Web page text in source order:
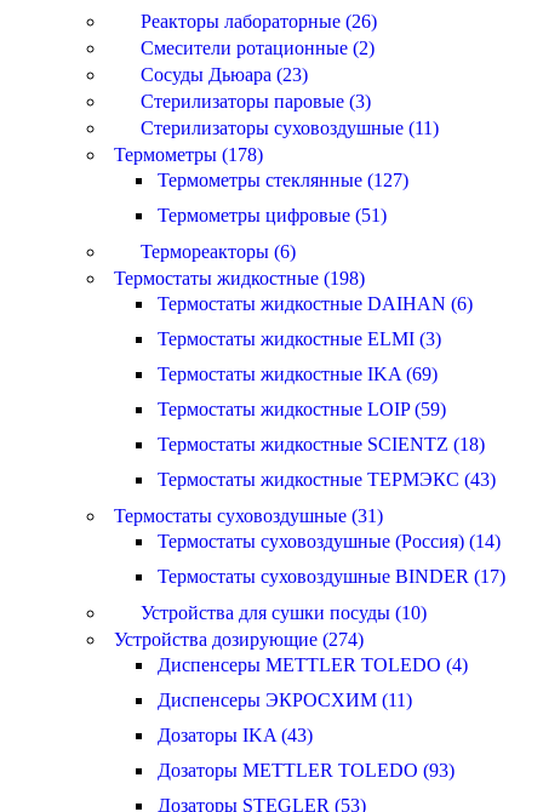
Реакторы лабораторные (26)
Смесители ротационные (2)
Сосуды Дьюара (23)
Стерилизаторы паровые (3)
Стерилизаторы суховоздушные (11)
Термометры (178)
Термометры стеклянные (127)
Термометры цифровые (51)
Термореакторы (6)
Термостаты жидкостные (198)
Термостаты жидкостные DAIHAN (6)
Термостаты жидкостные ELMI (3)
Термостаты жидкостные IKA (69)
Термостаты жидкостные LOIP (59)
Термостаты жидкостные SCIENTZ (18)
Термостаты жидкостные ТЕРМЭКС (43)
Термостаты суховоздушные (31)
Термостаты суховоздушные (Россия) (14)
Термостаты суховоздушные BINDER (17)
Устройства для сушки посуды (10)
Устройства дозирующие (274)
Диспенсеры METTLER TOLEDO (4)
Диспенсеры ЭКРОСХИМ (11)
Дозаторы IKA (43)
Дозаторы METTLER TOLEDO (93)
Дозаторы STEGLER (53)